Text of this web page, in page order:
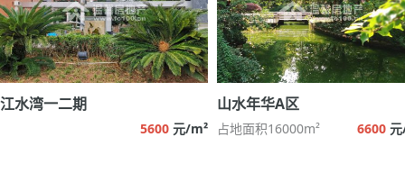
江水湾一二期
5600 元/m²
山水年华A区
占地面积16000m² 6600